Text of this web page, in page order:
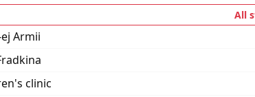
All
Armii
clinic